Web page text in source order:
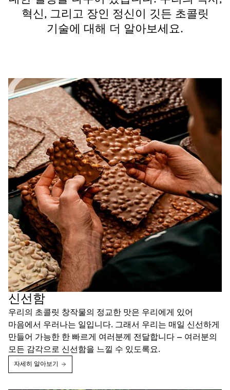
혁신, 그리고 장인 정신이 깃든 초콜릿
기술에 대해 더 알아보세요.
신선함
우리의 초콜릿 창작물의 정교한 맛은 우리에게 있어
마음에서 우러나는 일입니다. 그래서 우리는 매일 신선하게
만들어 가능한 한 빠르게 여러분께 전달합니다 – 여러분의
모든 감각으로 신선함을 느낄 수 있도록요.
자세히 알아보기